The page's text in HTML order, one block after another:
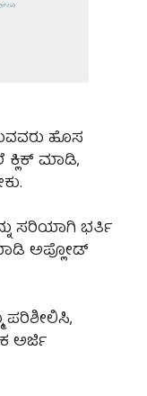
ಹೊಸ
ಕ್ಲಿಕ್ ಮಾಡಿ,
ಸರಿಯಾಗಿ ಭರ್ತಿ
ಅಪ್ಲೋಡ್
ಪರಿಶೀಲಿಸಿ,
ಅರ್ಜಿ